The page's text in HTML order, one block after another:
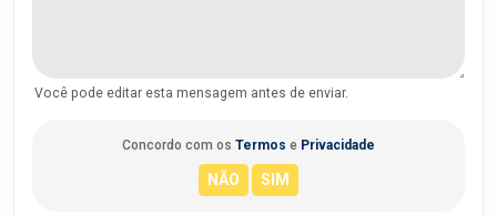
Você pode editar esta mensagem antes de enviar.
Concordo com os Termos e Privacidade